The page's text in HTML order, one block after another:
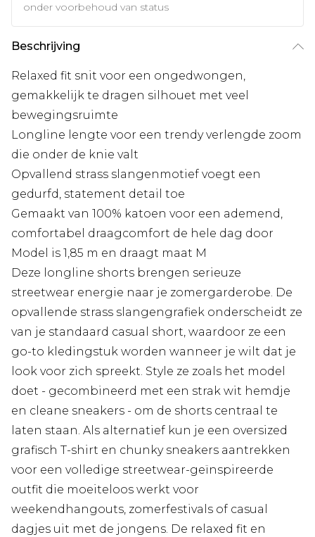
onder voorbehoud van status
Beschrijving
Relaxed fit snit voor een ongedwongen,
gemakkelijk te dragen silhouet met veel
bewegingsruimte
Longline lengte voor een trendy verlengde zoom
die onder de knie valt
Opvallend strass slangenmotief voegt een
gedurfd, statement detail toe
Gemaakt van 100% katoen voor een ademend,
comfortabel draagcomfort de hele dag door
Model is 1,85 m en draagt maat M
Deze longline shorts brengen serieuze
streetwear energie naar je zomergarderobe. De
opvallende strass slangengrafiek onderscheidt ze
van je standaard casual short, waardoor ze een
go-to kledingstuk worden wanneer je wilt dat je
look voor zich spreekt. Style ze zoals het model
doet - gecombineerd met een strak wit hemdje
en cleane sneakers - om de shorts centraal te
laten staan. Als alternatief kun je een oversized
grafisch T-shirt en chunky sneakers aantrekken
voor een volledige streetwear-geïnspireerde
outfit die moeiteloos werkt voor
weekendhangouts, zomerfestivals of casual
dagjes uit met de jongens. De relaxed fit en